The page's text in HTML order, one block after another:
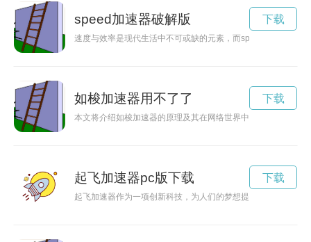
speed加速器破解版
速度与效率是现代生活中不可或缺的元素，而speed加速器正
下载
如梭加速器用不了了
本文将介绍如梭加速器的原理及其在网络世界中的重要作用，
下载
起飞加速器pc版下载
起飞加速器作为一项创新科技，为人们的梦想提供了更为广阔
下载